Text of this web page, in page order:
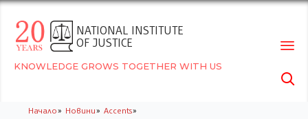
NATIONAL INSTITUTE
OF JUSTICE
KNOWLEDGE GROWS TOGETHER WITH US

Начало» Новини» Accents»